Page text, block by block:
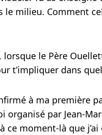
le milieu. Comment
le Père
t’impliquer dans
à ma première
organisé par Jean-
ce moment-là que